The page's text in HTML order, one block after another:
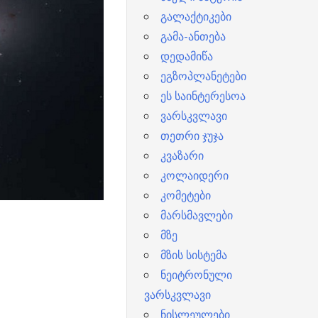
გალაქტიკები
გამა-ანთება
დედამიწა
ეგზოპლანეტები
ეს საინტერესოა
ვარსკვლავი
თეთრი ჯუჯა
კვაზარი
კოლაიდერი
კომეტები
მარსმავლები
მზე
მზის სისტემა
ნეიტრონული
ვარსკვლავი
ნისლეულები